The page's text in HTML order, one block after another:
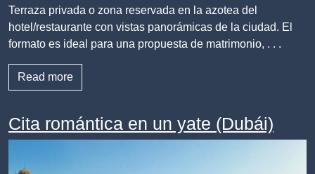
Terraza privada o zona reservada en la azotea del
hotel/restaurante con vistas panorámicas de la ciudad. El
formato es ideal para una propuesta de matrimonio, . . .
Read more
Cita romántica en un yate (Dubái)